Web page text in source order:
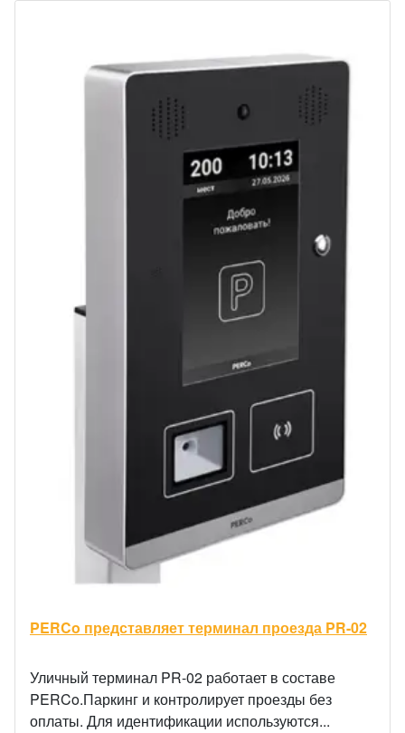
PERCo представляет терминал проезда PR-02
Уличный терминал PR-02 работает в составе
PERCo.Паркинг и контролирует проезды без
оплаты. Для идентификации используются...